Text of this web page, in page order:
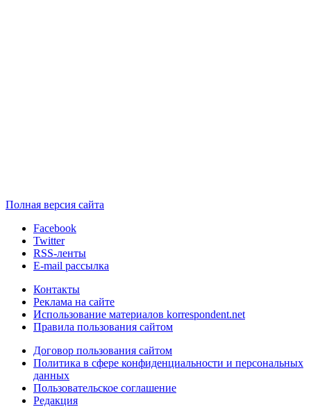
Полная версия сайта
Facebook
Twitter
RSS-ленты
E-mail рассылка
Контакты
Реклама на сайте
Использование материалов korrespondent.net
Правила пользования сайтом
Договор пользования сайтом
Политика в сфере конфиденциальности и персональных
данных
Пользовательское соглашение
Редакция